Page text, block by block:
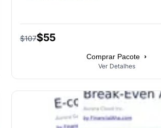
$107$55
Comprar Pacote ›
Ver Detalhes